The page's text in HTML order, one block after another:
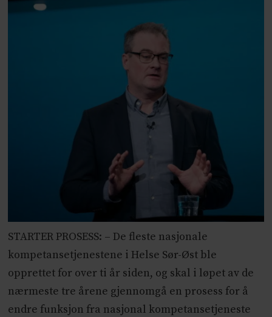
STARTER PROSESS: – De fleste nasjonale
kompetansetjenestene i Helse Sør-Øst ble
opprettet for over ti år siden, og skal i løpet av de
nærmeste tre årene gjennomgå en prosess for å
endre funksjon fra nasjonal kompetansetjeneste